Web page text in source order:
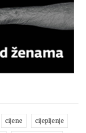
cijene cijepljenje